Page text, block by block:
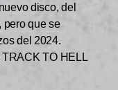
disco, del
pero que se
del 2024.
TO HELL